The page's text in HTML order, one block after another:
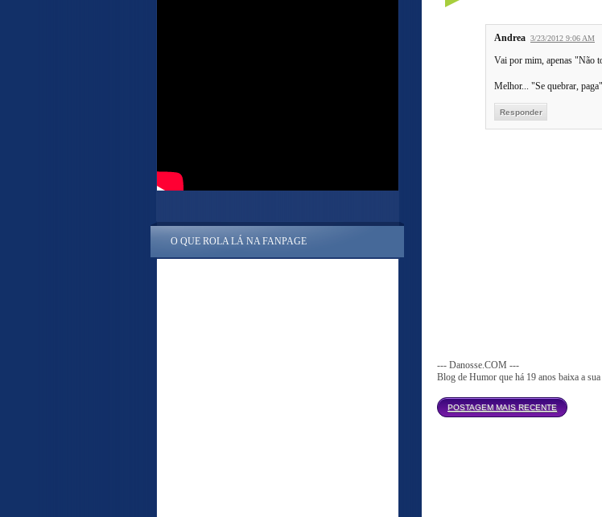
Andrea 3/23/2012 9:06 AM
Vai por mim, apenas "Não
Melhor... "Se quebrar,
Responder
--- Danosse.COM ---
Blog de Humor que há 19 anos baixa a
POSTAGEM MAIS RECENTE
O QUE ROLA LÁ NA FANPAGE